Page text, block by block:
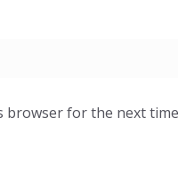
browser for the next